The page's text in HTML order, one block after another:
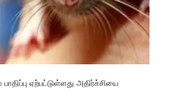
ஏற்பட்டுள்ளது அதிர்ச்சியை